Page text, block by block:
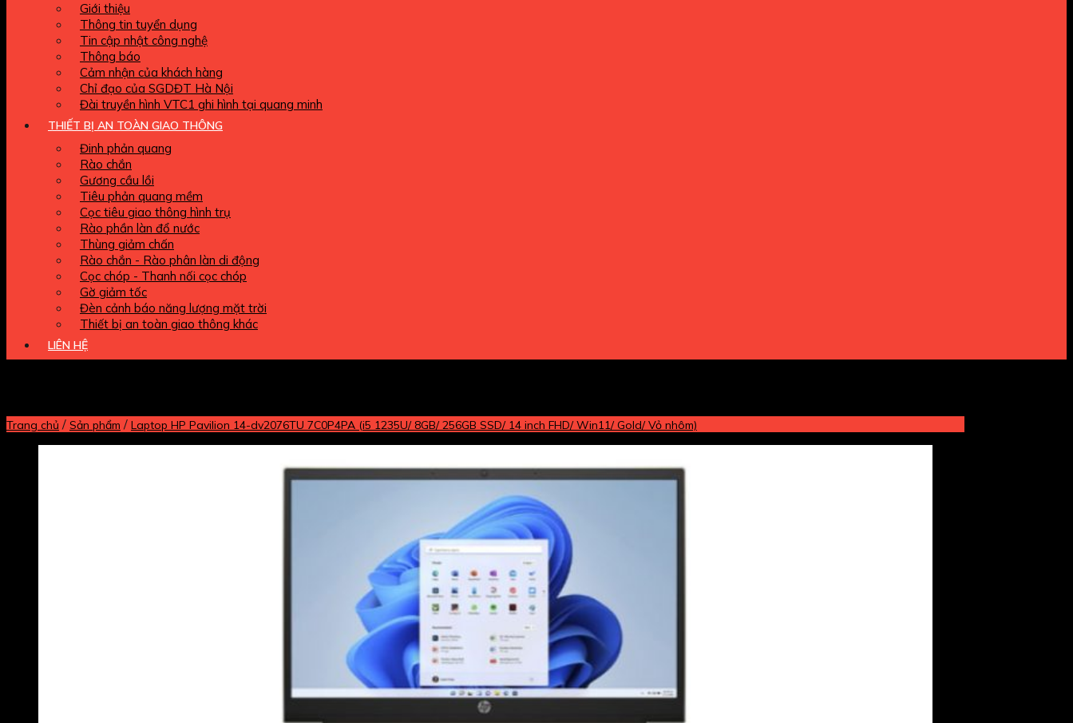
Giới thiệu
Thông tin tuyển dụng
Tin cập nhật công nghệ
Thông báo
Cảm nhận của khách hàng
Chỉ đạo của SGDĐT Hà Nội
Đài truyền hình VTC1 ghi hình tại quang minh
THIẾT BỊ AN TOÀN GIAO THÔNG
Đinh phản quang
Rào chắn
Gương cầu lồi
Tiêu phản quang mềm
Cọc tiêu giao thông hình trụ
Rào phần làn đổ nước
Thùng giảm chấn
Rào chắn - Rào phân làn di động
Cọc chóp - Thanh nối cọc chóp
Gờ giảm tốc
Đèn cảnh báo năng lượng mặt trời
Thiết bị an toàn giao thông khác
LIÊN HỆ
Trang chủ / Sản phẩm / Laptop HP Pavilion 14-dv2076TU 7C0P4PA (i5 1235U/ 8GB/ 256GB SSD/ 14 inch FHD/ Win11/ Gold/ Vỏ nhôm)